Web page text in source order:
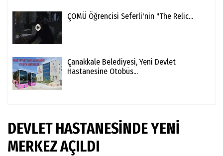
ÇOMÜ Öğrencisi Seferli'nin "The Relic...
Çanakkale Belediyesi, Yeni Devlet
Hastanesine Otobüs...
DEVLET HASTANESİNDE YENİ
MERKEZ AÇILDI